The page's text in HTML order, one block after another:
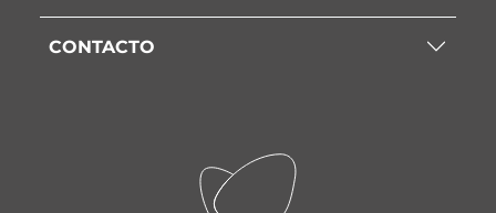
CONTACTO